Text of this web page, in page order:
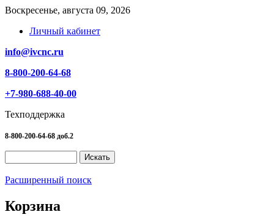
Воскресенье, августа 09, 2026
Личный кабинет
info@ivcnc.ru
8-800-200-64-68
+7-980-688-40-00
Техподдержка
8-800-200-64-68 доб.2
Расширенный поиск
Корзина